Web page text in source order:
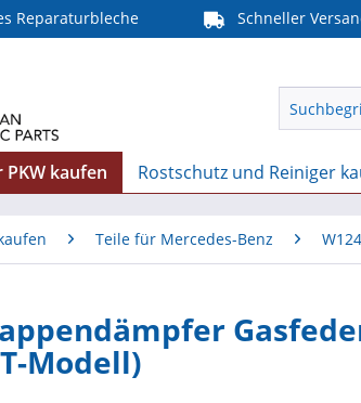
Reparaturbleche Schneller
PKW kaufen Rostschutz und Reiniger
Teile für Mercedes-Benz
Modell)